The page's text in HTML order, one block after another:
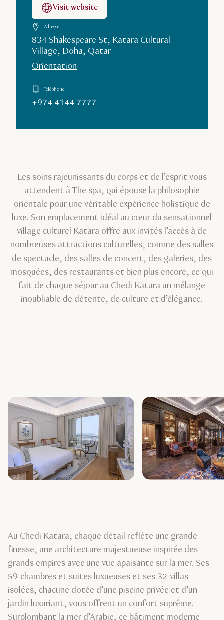
Visit website
Adresse
834 Shakespeare St, Katara Cultural
Village, Doha, Qatar
Orientation
Téléphone
+974 4144 7777
Les soins rajeunissants du corps et de l’esprit vous
attendent à The spa, qui épouse la philosophie
orientale pour une véritable expérience holistique de
luxe. Son emplacement idéal au cœur du sensationnel
village culturel Katara offre aux invités l’accès à de
nombreuses attractions culturelles, comme des salles
de spectacle, des salles de concert, des galeries, des
mosquées, des restaurants et bien plus encore, ce qui
fait de chaque séjour au Chedi Katara un mélange
inoubliable de détente, de culture et d’élégance.
Au Chedi Katara, chaque détail reflète une grande
finesse, une architecture majestueuse inspirée des
grands empires avec une vue apaisante sur la mer. Ses
59 chambres et suites luxueuses et ses 32 villas
isolées, chacune dotée d’une piscine privée et d’un
jardin luxuriant, vous offrent un confort suprême.
Surplombant la mer d’Arabie, ce bâtiment moderne